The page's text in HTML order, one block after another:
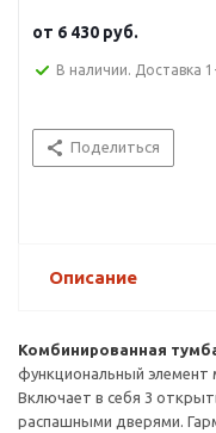
от 6 430 руб.
В наличии. Доставка
Поделиться
Описание
Комбинированная
функциональный элемент
Включает в себя 3
распашными дверями.